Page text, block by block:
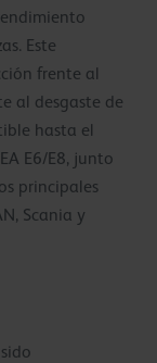
Este
frente al
al desgaste de
hasta el
E6/E8, junto
principales
Scania y